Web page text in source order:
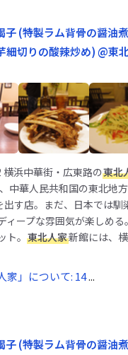
子 (特製ラム背骨の醤油
細切りの酸辣炒め) @東
横浜中華街・広東路の東北
中華人民共和国の東北地
出す店。まだ、日本では馴
ィープな雰囲気が楽しめ
ト。 東北人家新館には、
家」について: 14...
子 (特製ラム背骨の醤油